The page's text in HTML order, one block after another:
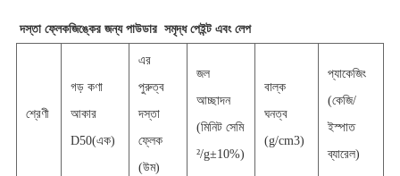
দস্তাফ্লেকজিঙ্কের জন্য পাউডারসমৃদ্ধ পেইন্ট এবং লেপ
শ্রেণী
গড় কণা
আকার
D50(এক)
এর
পুরুত্ব
দস্তা
ফ্লেক
(উম)
জল
আচ্ছাদন
(মিনিট সেমি
²/g±10%)
বাল্ক
ঘনত্ব
(g/cm3)
প্যাকেজিং
(কেজি/
ইস্পাত
ব্যারেল)